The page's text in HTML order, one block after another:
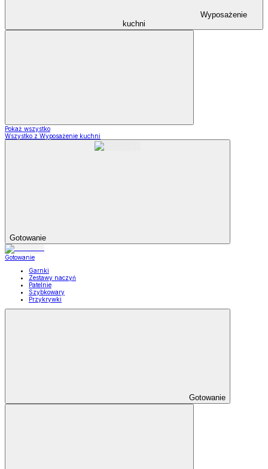
Wyposażenie
kuchni
Pokaż wszystko
Wszystko z Wyposażenie kuchni
Gotowanie
Gotowanie
Garnki
Zestawy naczyń
Patelnie
Szybkowary
Przykrywki
Gotowanie